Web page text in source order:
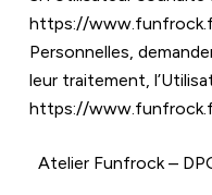
https://
Personnelles,
https://
Atelier Funfrock –